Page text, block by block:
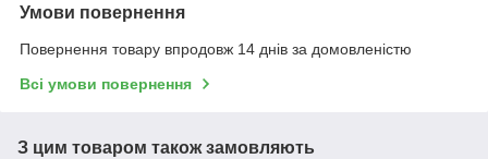
Умови повернення
Повернення товару впродовж 14 днів за домовленістю
Всі умови повернення
З цим товаром також замовляють